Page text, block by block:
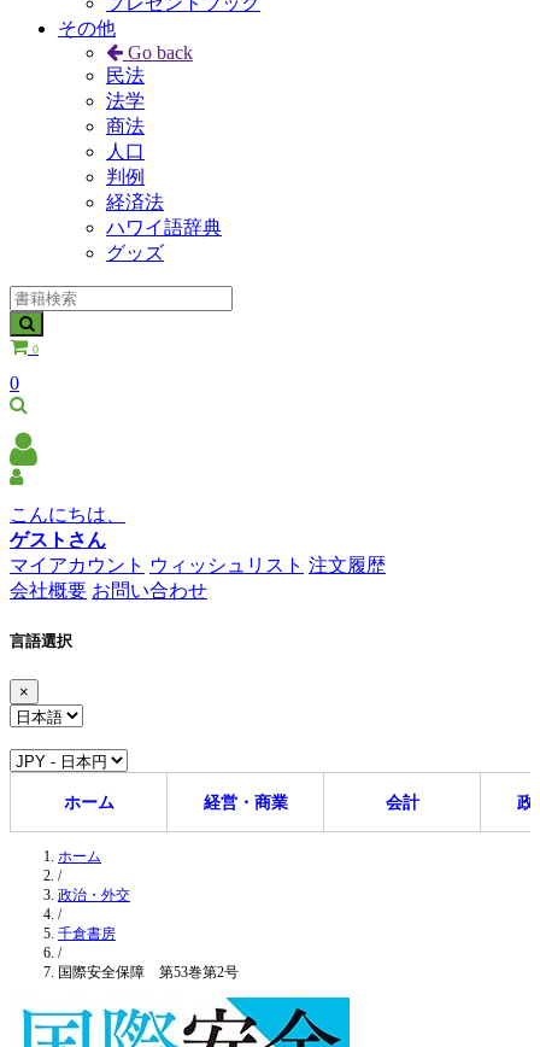
その他
Go back
民法
法学
商法
人口
判例
経済法
ハワイ語辞典
グッズ
0
0
こんにちは、
ゲストさん
マイアカウント ウィッシュリスト 注文履歴
会社概要 お問い合わせ
言語選択
×
ホーム 経営・商業 会計 政
ホーム
/
政治・外交
/
千倉書房
/
国際安全保障 第53巻第2号